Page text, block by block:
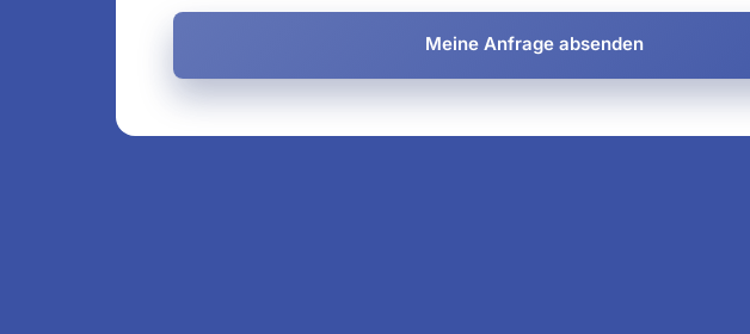
Meine Anfrage absenden